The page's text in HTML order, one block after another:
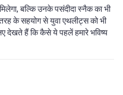
बल्कि उनके पसंदीदा स्नैक का भी
के सहयोग से युवा एथलीट्स को भी
देखते हैं कि कैसे ये पहलें हमारे भविष्य